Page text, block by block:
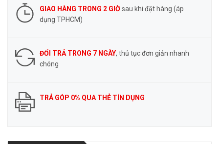
GIAO HÀNG TRONG 2 GIỜsau khi đặt hàng (áp
dụng TPHCM)
ĐỔI TRẢ TRONG 7 NGÀY, thủ tục đơn giản nhanh
chóng
TRẢ GÓP 0% QUA THẺ TÍN DỤNG